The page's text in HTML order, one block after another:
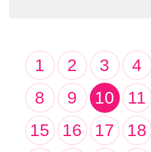
1 2 3 4
8
9 10 11
15
16 17 18